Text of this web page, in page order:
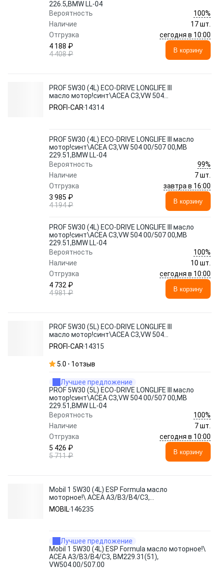
226.5,BMW LL-04
Вероятность
100%
Наличие
17 шт.
Отгрузка
сегодня в 10:00
4 188 ₽
4 408 ₽
В корзину
PROF 5W30 (4L) ECO-DRIVE LONGLIFE III
масло мотор!синт\ACEA C3,VW 504
00/507 00,MB 229.51,BMW LL-04
PROFI-CAR 14314
PROF 5W30 (4L) ECO-DRIVE LONGLIFE III масло
мотор!синт\ACEA C3,VW 504 00/507 00,MB
229.51,BMW LL-04
Вероятность
99%
Наличие
7 шт.
Отгрузка
завтра в 16:00
3 985 ₽
4 194 ₽
В корзину
PROF 5W30 (4L) ECO-DRIVE LONGLIFE III масло
мотор!синт\ACEA C3,VW 504 00/507 00,MB
229.51,BMW LL-04
Вероятность
100%
Наличие
10 шт.
Отгрузка
сегодня в 10:00
4 732 ₽
4 981 ₽
В корзину
PROF 5W30 (5L) ECO-DRIVE LONGLIFE III
масло мотор!синт\ACEA C3,VW 504
00/507 00,MB 229.51,BMW LL-04
PROFI-CAR 14315
5.0 1отзыв
Лучшее предложение
PROF 5W30 (5L) ECO-DRIVE LONGLIFE III масло
мотор!синт\ACEA C3,VW 504 00/507 00,MB
229.51,BMW LL-04
Вероятность
100%
Наличие
7 шт.
Отгрузка
сегодня в 10:00
5 426 ₽
5 711 ₽
В корзину
Mobil 1 5W30 (4L) ESP Formula масло
моторное!\ ACEA A3/B3/B4/C3,
BM229.31(51), VW504.00/507.00
MOBIL146235
Лучшее предложение
Mobil 1 5W30 (4L) ESP Formula масло моторное!\
ACEA A3/B3/B4/C3, BM229.31(51),
VW504.00/507.00